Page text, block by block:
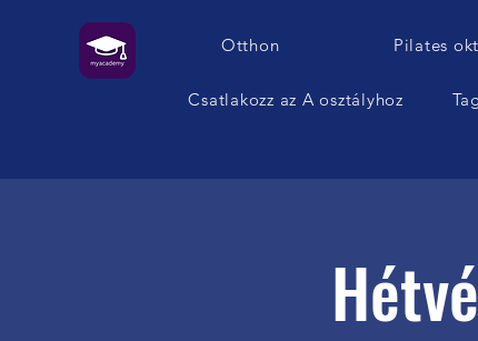
Otthon Pilates
Csatlakozz az A osztályhoz